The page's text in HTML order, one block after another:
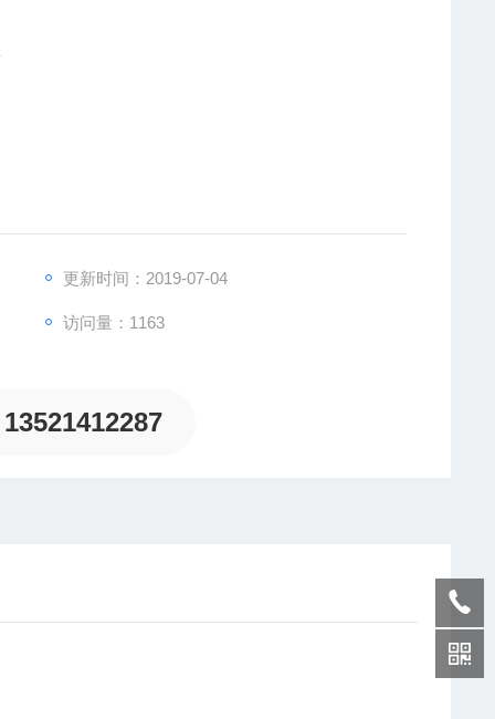
更新时间：2019-07-04
访问量：1163
13521412287